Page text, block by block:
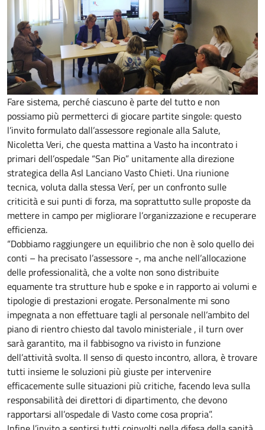
Fare sistema, perché ciascuno è parte del tutto e non
possiamo più permetterci di giocare partite singole: questo
l’invito formulato dall’assessore regionale alla Salute,
Nicoletta Veri, che questa mattina a Vasto ha incontrato i
primari dell’ospedale “San Pio” unitamente alla direzione
strategica della Asl Lanciano Vasto Chieti. Una riunione
tecnica, voluta dalla stessa Verí, per un confronto sulle
criticità e sui punti di forza, ma soprattutto sulle proposte da
mettere in campo per migliorare l’organizzazione e recuperare
efficienza.
“Dobbiamo raggiungere un equilibrio che non è solo quello dei
conti – ha precisato l’assessore -, ma anche nell’allocazione
delle professionalità, che a volte non sono distribuite
equamente tra strutture hub e spoke e in rapporto ai volumi e
tipologie di prestazioni erogate. Personalmente mi sono
impegnata a non effettuare tagli al personale nell’ambito del
piano di rientro chiesto dal tavolo ministeriale , il turn over
sarà garantito, ma il fabbisogno va rivisto in funzione
dell’attività svolta. Il senso di questo incontro, allora, è trovare
tutti insieme le soluzioni più giuste per intervenire
efficacemente sulle situazioni più critiche, facendo leva sulla
responsabilità dei direttori di dipartimento, che devono
rapportarsi all’ospedale di Vasto come cosa propria”.